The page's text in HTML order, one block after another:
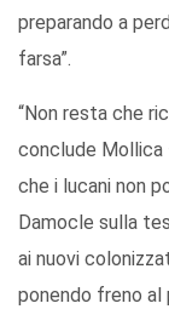
preparando a
farsa”.
“Non resta che
conclude Mollica
che i lucani non
Damocle sulla
ai nuovi
ponendo freno al